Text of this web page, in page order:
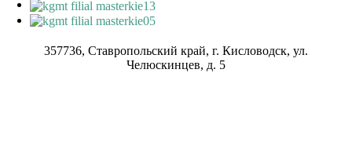
357736, Ставропольский край, г. Кисловодск, ул.
Челюскинцев, д. 5